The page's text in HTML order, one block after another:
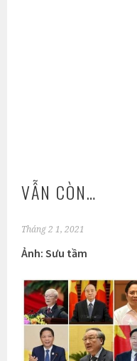
VẪN CÒN…
Tháng 2 1, 2021
Ảnh: Sưu tầm